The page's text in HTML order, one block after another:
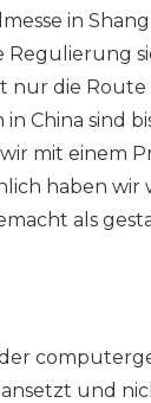
in
nur die
China sind
mit einem
haben
als
und